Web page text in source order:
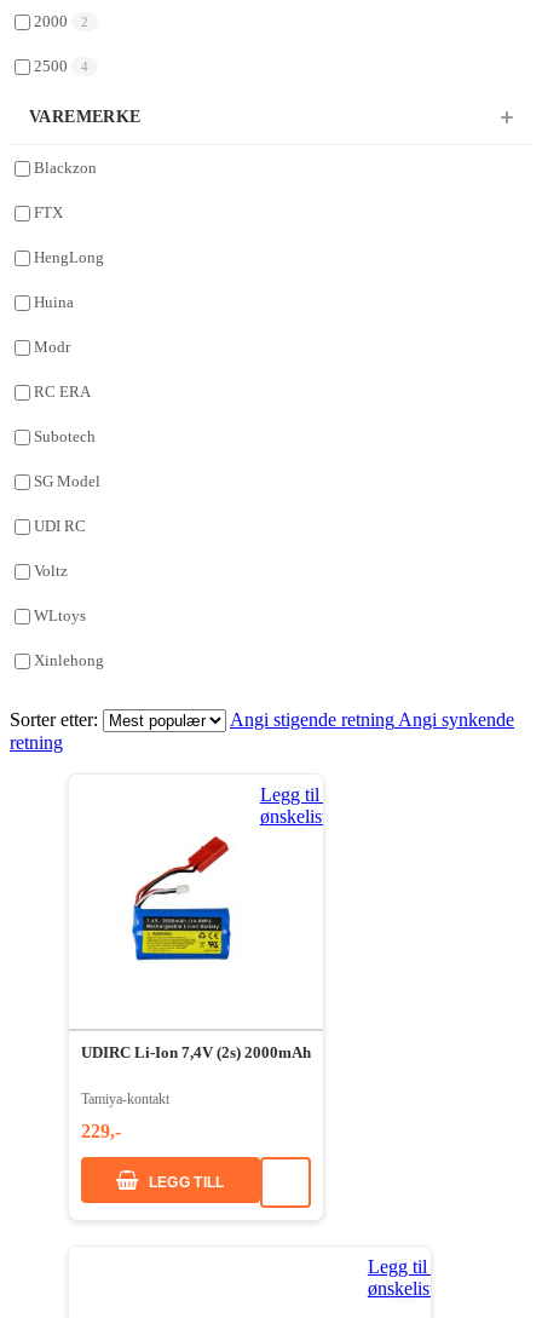
Sorter etter: Angi stigende retning Angi synkende
retning
Legg til i
ønskeliste
UDIRC Li-Ion 7,4V (2s) 2000mAh
Tamiya-kontakt
229,-
LEGG TILL
Legg til i
ønskeliste
2000 2
2500 4
VAREMERKE
Blackzon
FTX
HengLong
Huina
Modr
RC ERA
Subotech
SG Model
UDI RC
Voltz
WLtoys
Xinlehong